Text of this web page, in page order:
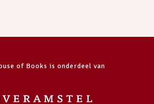
of Books is onderdeel van